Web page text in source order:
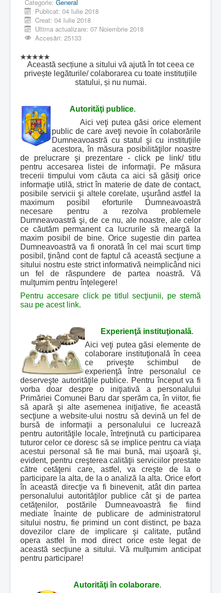
Categorie: General
Publicat: 04 Iulie 2018
Creat: 04 Iulie 2018
Ultima actualizare: 07 Noiembrie 2018
Accesări: 25133
Această secțiune a sitului vă ajută în tot ceea ce
privește legăturile/ colaborarea cu toate instituțiile
statului, și nu numai.
Autorităţi publice.
Aici veţi putea găsi orice element
public de care aveţi nevoie în colaborările
Dumneavoastră cu statul şi cu instituţiile
acestora, în măsura posibilităţilor noastre
de prelucrare şi prezentare - click pe link/ titlu
pentru accesarea listei de informaţii. Pe măsura
trecerii timpului vom căuta ca aici să găsiţi orice
informaţie utilă, strict în materie de date de contact,
posibile servicii şi altele corelate, uşurând astfel la
maximum posibil eforturile Dumneavoastră
necesare pentru a rezolva problemele
Dumneavoastră şi, de ce nu, ale noastre, ale celor
ce căutăm permanent ca lucrurile să meargă la
maxim posibil de bine. Orice sugestie din partea
Dumneavoastră va fi onorată în cel mai scurt timp
posibil, ţinând cont de faptul că această secţiune a
sitului nostru este strict informativă neimplicând nici
un fel de răspundere de partea noastră. Vă
mulţumim pentru înţelegere!
Pentru accesare click pe titlul secţiunii, pe stemă
sau pe acest link.
Experienţă instituţională.
Aici veţi putea găsi elemente de
colaborare instituţională în ceea
ce priveşte schimbul de
experienţă între personalul ce
deserveşte autorităţile publice. Pentru început va fi
vorba doar despre o iniţiativă a personalului
Primăriei Comunei Baru dar sperăm ca, în viitor, fie
să apară şi alte asemenea iniţiative, fie această
secţiune a website-ului nostru să devină un fel de
bursă de informaţii a personalului ce lucrează
pentru autorităţile locale, întreţinută cu participarea
tuturor celor ce doresc să se implice pentru ca viaţa
acestui personal să fie mai bună, mai uşoară şi,
evident, pentru creşterea calităţii serviciilor prestate
către cetăţeni care, astfel, va creşte de la o
participare la alta, de la o analiză la alta. Orice efort
în această direcţie va fi binevenit, atât din partea
personalului autorităţilor publice cât şi de partea
cetăţenilor, postările Dumneavoastră fie fiind
mediate înainte de publicare de administratorul
sitului nostru, fie primind un cont distinct, pe baza
dovezilor clare de implicare şi calitate, putând
opera astfel în mod direct orice este legat de
această secţiune a sitului. Vă mulţumim anticipat
pentru participare!
Autorităţi în colaborare.